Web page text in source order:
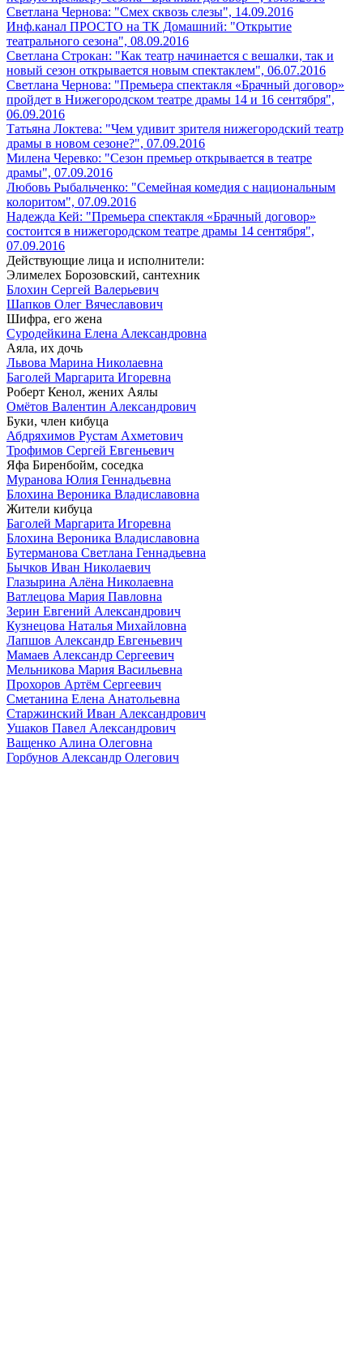
Светлана Чернова: "Смех сквозь слезы", 14.09.2016
Инф.канал ПРОСТО на ТК Домашний: "Открытие
театрального сезона", 08.09.2016
Светлана Строкан: "Как театр начинается с вешалки, так и
новый сезон открывается новым спектаклем", 06.07.2016
Светлана Чернова: "Премьера спектакля «Брачный договор»
пройдет в Нижегородском театре драмы 14 и 16 сентября",
06.09.2016
Татьяна Локтева: "Чем удивит зрителя нижегородский театр
драмы в новом сезоне?", 07.09.2016
Милена Черевко: "Сезон премьер открывается в театре
драмы", 07.09.2016
Любовь Рыбальченко: "Семейная комедия с национальным
колоритом", 07.09.2016
Надежда Кей: "Премьера спектакля «Брачный договор»
состоится в нижегородском театре драмы 14 сентября",
07.09.2016
Действующие лица и исполнители:
Элимелех Борозовский, сантехник
Блохин Сергей Валерьевич
Шапков Олег Вячеславович
Шифра, его жена
Суродейкина Елена Александровна
Аяла, их дочь
Львова Марина Николаевна
Баголей Маргарита Игоревна
Роберт Кенол, жених Аялы
Омётов Валентин Александрович
Буки, член кибуца
Абдряхимов Рустам Ахметович
Трофимов Сергей Евгеньевич
Яфа Биренбойм, соседка
Муранова Юлия Геннадьевна
Блохина Вероника Владиславовна
Жители кибуца
Баголей Маргарита Игоревна
Блохина Вероника Владиславовна
Бутерманова Светлана Геннадьевна
Бычков Иван Николаевич
Глазырина Алёна Николаевна
Ватлецова Мария Павловна
Зерин Евгений Александрович
Кузнецова Наталья Михайловна
Лапшов Александр Евгеньевич
Мамаев Александр Сергеевич
Мельникова Мария Васильевна
Прохоров Артём Сергеевич
Сметанина Елена Анатольевна
Старжинский Иван Александрович
Ушаков Павел Александрович
Ващенко Алина Олеговна
Горбунов Александр Олегович